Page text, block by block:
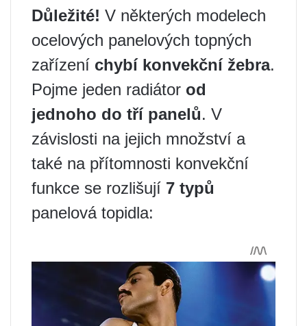
Důležité! V některých modelech
ocelových panelových topných
zařízení chybí konvekční žebra.
Pojme jeden radiátor od
jednoho do tří panelů. V
závislosti na jejich množství a
také na přítomnosti konvekční
funkce se rozlišují 7 typů
panelová topidla: